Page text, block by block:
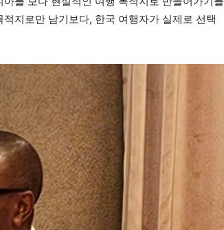
지로만 남기보다, 한국 여행자가 실제로 선택